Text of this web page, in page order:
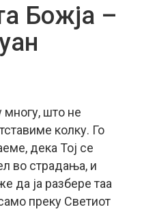
Божја –
многу, што не
колку. Го
дека Тој се
во страдања, и
да ја разбере таа
преку Светиот